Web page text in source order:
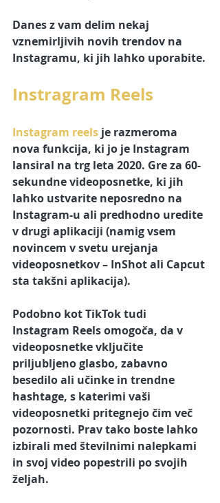
Danes z vam delim nekaj
vznemirljivih novih trendov na
Instagramu, ki jih lahko uporabite.
Instragram Reels
Instagram reels je razmeroma
nova funkcija, ki jo je Instagram
lansiral na trg leta 2020. Gre za 60-
sekundne videoposnetke, ki jih
lahko ustvarite neposredno na
Instagram-u ali predhodno uredite
v drugi aplikaciji (namig vsem
novincem v svetu urejanja
videoposnetkov – InShot ali Capcut
sta takšni aplikacija).
Podobno kot TikTok tudi
Instagram Reels omogoča, da v
videoposnetke vključite
priljubljeno glasbo, zabavno
besedilo ali učinke in trendne
hashtage, s katerimi vaši
videoposnetki pritegnejo čim več
pozornosti. Prav tako boste lahko
izbirali med številnimi nalepkami
in svoj video popestrili po svojih
željah.